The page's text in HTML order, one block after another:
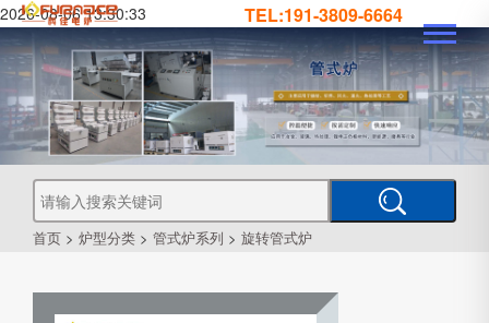
2026-08-06 13:30:33 TEL:191-3809-6664
首页 > 炉型分类 > 管式炉系列 > 旋转管式炉
真
空管
真
空
钎
焊
炉
真
空
烧
结
炉
真
空
处
理
工
真